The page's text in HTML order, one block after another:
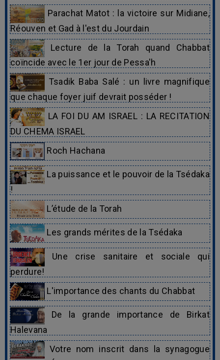
Parachat Matot : la victoire sur Midiane,
Réouven et Gad à l'est du Jourdain
Lecture de la Torah quand Chabbat
coïncide avec le 1er jour de Pessa'h
Tsadik Baba Salé : un livre magnifique
que chaque foyer juif devrait posséder !
LA FOI DU AM ISRAEL : LA RECITATION
DU CHEMA ISRAEL
Roch Hachana
La puissance et le pouvoir de la Tsédaka
!
L’étude de la Torah
Les grands mérites de la Tsédaka
Une crise sanitaire et sociale qui
perdure!
L'importance des chants du Chabbat
De la grande importance de Birkat
Halevana
Votre nom inscrit dans la synagogue